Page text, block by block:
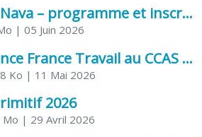
Tribu de Nava – programme et inscriptions été 2026
| 05 Juin 2026
Permanence France Travail au CCAS de Saujon Juin 2026
Ko | 11 Mai 2026
2026
| 29 Avril 2026